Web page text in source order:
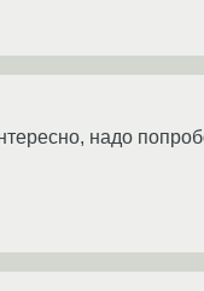
надо